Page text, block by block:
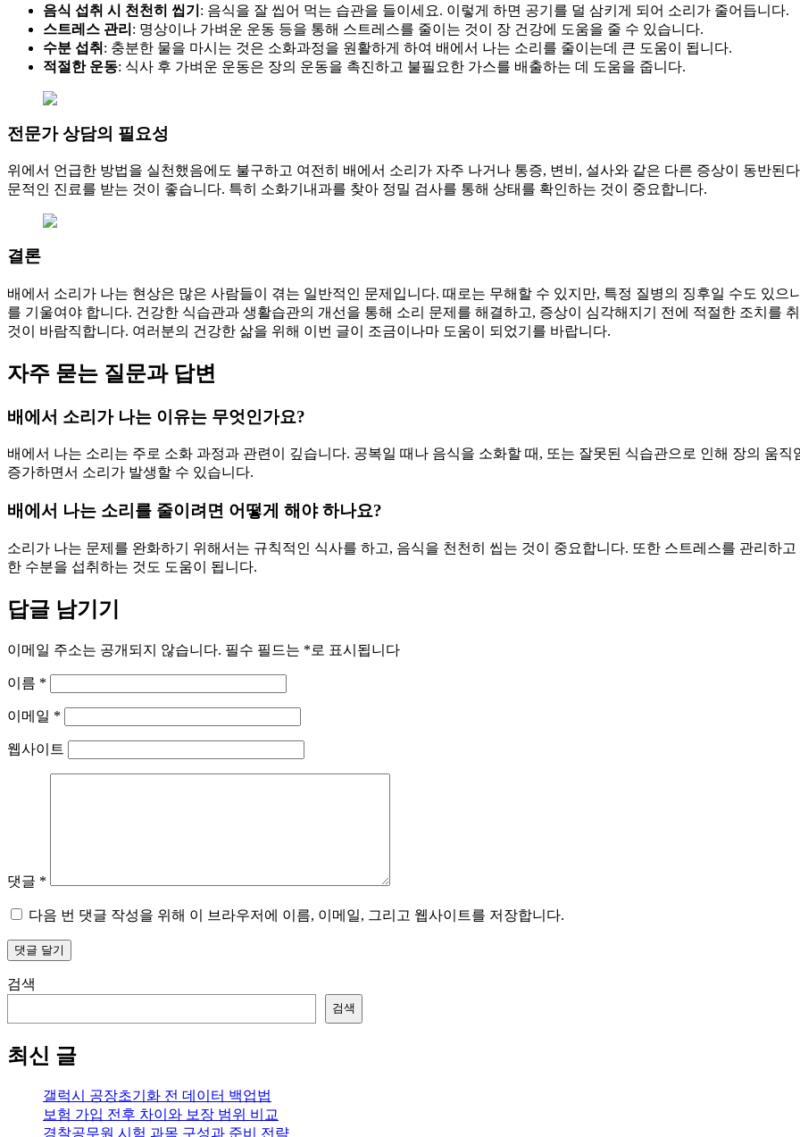
음식 섭취 시 천천히 씹기 : 음식을 잘 씹어 먹는 습관을 들이세요. 이렇게 하면 공기를 덜 삼키게 되어 소리가 줄어듭니다.
스트레스 관리 : 명상이나 가벼운 운동 등을 통해 스트레스를 줄이는 것이 장 건강에 도움을 줄 수 있습니다.
수분 섭취 : 충분한 물을 마시는 것은 소화과정을 원활하게 하여 배에서 나는 소리를 줄이는데 큰 도움이 됩니다.
적절한 운동: 식사 후 가벼운 운동은 장의 운동을 촉진하고 불필요한 가스를 배출하는 데 도움을 줍니다.
전문가 상담의 필요성
위에서 언급한 방법을 실천했음에도 불구하고 여전히 배에서 소리가 자주 나거나 통증, 변비, 설사와 같은 다른 증상이 동반된
문적인 진료를 받는 것이 좋습니다. 특히 소화기내과를 찾아 정밀 검사를 통해 상태를 확인하는 것이 중요합니다.
결론
배에서 소리가 나는 현상은 많은 사람들이 겪는 일반적인 문제입니다. 때로는 무해할 수 있지만, 특정 질병의 징후일 수도 있으
를 기울여야 합니다. 건강한 식습관과 생활습관의 개선을 통해 소리 문제를 해결하고, 증상이 심각해지기 전에 적절한 조치를
것이 바람직합니다. 여러분의 건강한 삶을 위해 이번 글이 조금이나마 도움이 되었기를 바랍니다.
자주 묻는 질문과 답변
배에서 소리가 나는 이유는 무엇인가요?
배에서 나는 소리는 주로 소화 과정과 관련이 깊습니다. 공복일 때나 음식을 소화할 때, 또는 잘못된 식습관으로 인해 장의 움직
증가하면서 소리가 발생할 수 있습니다.
배에서 나는 소리를 줄이려면 어떻게 해야 하나요?
소리가 나는 문제를 완화하기 위해서는 규칙적인 식사를 하고, 음식을 천천히 씹는 것이 중요합니다. 또한 스트레스를 관리하고
한 수분을 섭취하는 것도 도움이 됩니다.
답글 남기기
이메일 주소는 공개되지 않습니다. 필수 필드는 *로 표시됩니다
이름 *
이메일 *
웹사이트
댓글 *
다음 번 댓글 작성을 위해 이 브라우저에 이름, 이메일, 그리고 웹사이트를 저장합니다.
검색
검색
최신 글
갤럭시 공장초기화 전 데이터 백업법
보험 가입 전후 차이와 보장 범위 비교
경찰공무원 시험 과목 구성과 준비 전략